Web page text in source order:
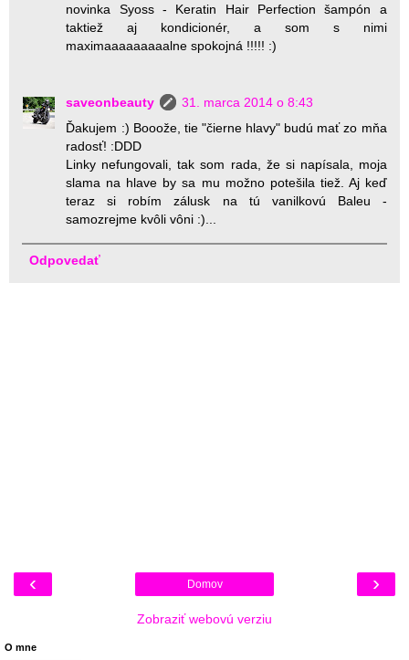
novinka Syoss - Keratin Hair Perfection šampón a
taktiež aj kondicionér, a som s nimi
maximaaaaaaaaalne spokojná !!!!! :)
saveonbeauty
31. marca 2014 o 8:43
Ďakujem :) Booože, tie "čierne hlavy" budú mať zo mňa
radosť! :DDD
Linky nefungovali, tak som rada, že si napísala, moja
slama na hlave by sa mu možno potešila tiež. Aj keď
teraz si robím zálusk na tú vanilkovú Baleu -
samozrejme kvôli vôni :)...
Odpovedať
‹ ›
Domov
Zobraziť webovú verziu
O mne